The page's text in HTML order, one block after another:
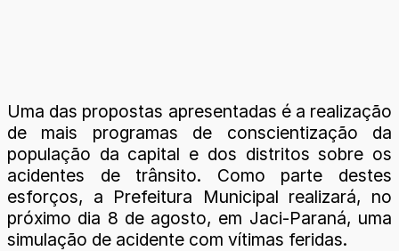
Uma das propostas apresentadas é a realização
de mais programas de conscientização da
população da capital e dos distritos sobre os
acidentes de trânsito. Como parte destes
esforços, a Prefeitura Municipal realizará, no
próximo dia 8 de agosto, em Jaci-Paraná, uma
simulação de acidente com vítimas feridas.